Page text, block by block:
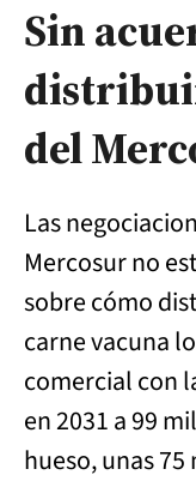
Sin
del
Las
Mercosur no
sobre cómo
carne vacuna
comercial con
en 2031 a 99
hueso, unas